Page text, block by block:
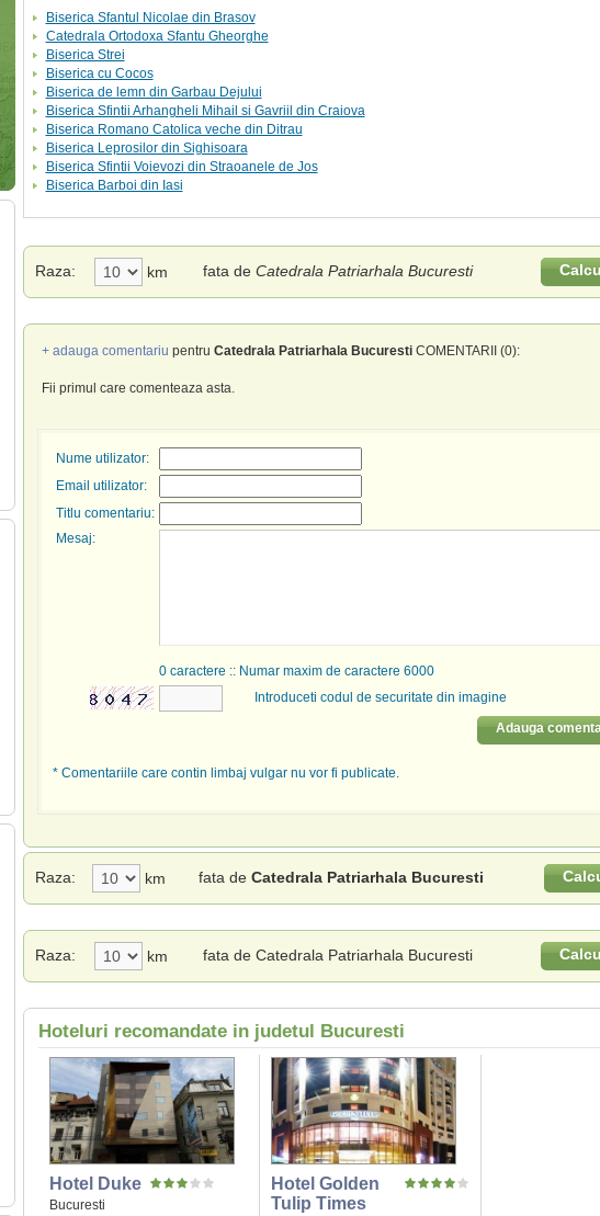
Biserica Sfantul Nicolae din Brasov
Catedrala Ortodoxa Sfantu Gheorghe
Biserica Strei
Biserica cu Cocos
Biserica de lemn din Garbau Dejului
Biserica Sfintii Arhangheli Mihail si Gavriil din Craiova
Biserica Romano Catolica veche din Ditrau
Biserica Leprosilor din Sighisoara
Biserica Sfintii Voievozi din Straoanele de Jos
Biserica Barboi din Iasi
Raza: km fata de Catedrala Patriarhala Bucuresti
+ adauga comentariu pentru Catedrala Patriarhala BucurestiCOMENTARII (0):
Fii primul care comenteaza asta.
Nume utilizator:
Email utilizator:
Titlu comentariu:
Mesaj:
0caractere :: Numar maxim de caractere 6000
Introduceti codul de securitate din imagine
Adauga
* Comentariile care contin limbaj vulgar nu vor fi publicate.
Raza: km fata de Catedrala Patriarhala Bucuresti
Raza: km fata de Catedrala Patriarhala Bucuresti
Hoteluri recomandate in judetul Bucuresti
Hotel Duke
Bucuresti
Hotel Golden
Tulip Times